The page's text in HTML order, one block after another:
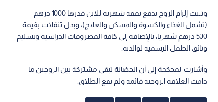
وثبتت إلزام الزوج بدفع نفقة شهرية للابن قدرها 1000 درهم
(تشمل الغذاء والكسوة والمسكن والعلاج)، وبدل تنقلات بقيمة
500 درهم شهريا، بالإضافة إلى كافة المصروفات الدراسية وتسليم
وثائق الطفل الرسمية لوالدته.
وأشارت المحكمة إلى أن الحضانة تبقى مشتركة بين الزوجين ما
دامت العلاقة الزوجية قائمة ولم يقع الطلاق.